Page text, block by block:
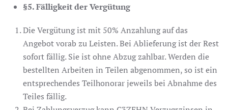
§5. Fälligkeit der Vergütung
Die Vergütung ist mit 50% Anzahlung auf das
Angebot vorab zu Leisten. Bei Ablieferung ist der Rest
sofort fällig. Sie ist ohne Abzug zahlbar. Werden die
bestellten Arbeiten in Teilen abgenommen, so ist ein
entsprechendes Teilhonorar jeweils bei Abnahme des
Teiles fällig.